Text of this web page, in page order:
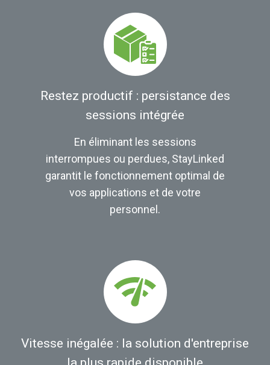
Restez productif : persistance des
sessions intégrée
En éliminant les sessions
interrompues ou perdues, StayLinked
garantit le fonctionnement optimal de
vos applications et de votre
personnel.
Vitesse inégalée : la solution d'entreprise